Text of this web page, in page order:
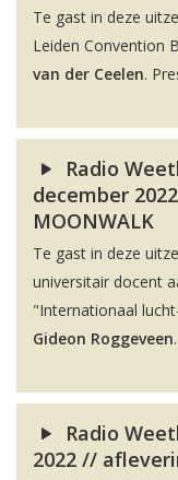
Te gast in deze
Leiden Convention
van der Ceelen.
Radio
december
MOONWALK
Te gast in deze
universitair docent
"Internationaal
Gideon Roggeveen.
Radio
2022 //